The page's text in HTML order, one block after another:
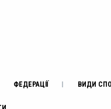
ФЕДЕРАЦІЇ ВИДИ